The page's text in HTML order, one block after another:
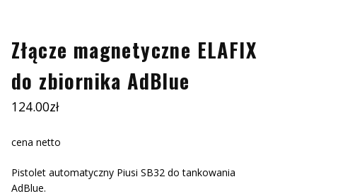
Złącze magnetyczne ELAFIX
do zbiornika AdBlue
124.00zł
cena netto
Pistolet automatyczny Piusi SB32 do tankowania
AdBlue.